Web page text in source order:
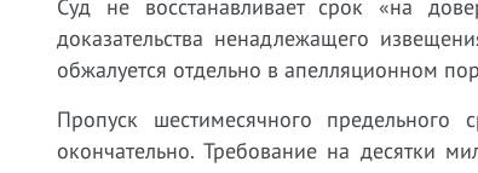
Суд не восстанавливает срок «на
доказательства ненадлежащего
обжалуется отдельно в апелляционном
Пропуск шестимесячного
окончательно. Требование на десятки